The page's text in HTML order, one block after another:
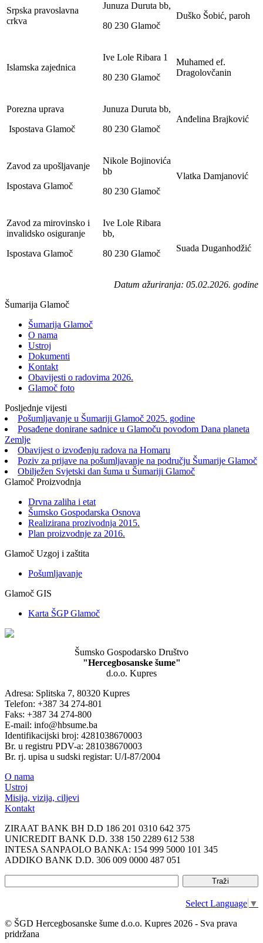
Srpska pravoslavna
crkva
Junuza Duruta bb,
80 230 Glamoč
Duško Šobić, paroh
Islamska zajednica
Ive Lole Ribara 1
80 230 Glamoč
Muhamed ef.
Dragolovčanin
Porezna uprava
Ispostava Glamoč
Junuza Duruta bb,
80 230 Glamoč
Anđelina Brajković
Zavod za upošljavanje
Ispostava Glamoč
Nikole Bojinovića
bb
80 230 Glamoč
Vlatka Damjanović
Zavod za mirovinsko i
invalidsko osiguranje
Ispostava Glamoč
Ive Lole Ribara
bb,
80 230 Glamoč
Suada Duganhodžić
Datum ažuriranja: 05.02.2026. godine
Šumarija Glamoč
Šumarija Glamoč
O nama
Ustroj
Dokumenti
Kontakt
Obavijesti o radovima 2026.
Glamoč foto
Posljednje vijesti
Pošumljavanje u Šumariji Glamoč 2025. godine
Posađene donirane sadnice u Glamoču povodom Dana planeta
Zemlje
Obavijest o izvođenju radova na Homaru
Poziv za prijave na pošumljavanje na području Šumarije Glamoč
Obilježen Svjetski dan šuma u Šumariji Glamoč
Glamoč Proizvodnja
Drvna zaliha i etat
Šumsko Gospodarska Osnova
Realizirana prozivodnja 2015.
Plan proizvodnje za 2016.
Glamoč Uzgoj i zaštita
Pošumljavanje
Glamoč GIS
Karta ŠGP Glamoč
Šumsko Gospodarsko Društvo
"Hercegbosanske šume"
d.o.o. Kupres
Adresa: Splitska 7, 80320 Kupres
Telefon: +387 34 274-801
Faks: +387 34 274-800
E-mail: info@hbsume.ba
Identifikacijski broj: 4281038670003
Br. u registru PDV-a: 281038670003
Br. rj. upisa u sudski registar: U/I-87/2004
O nama
Ustroj
Misija, vizija, ciljevi
Kontakt
ZIRAAT BANK BH D.D 186 201 0310 642 375
UNICREDIT BANK D.D. 338 150 2289 612 538
INTESA SANPAOLO BANKA: 154 999 5000 101 345
ADDIKO BANK D.D. 306 009 0000 487 051
Select Language ▼
© ŠGD Hercegbosanske šume d.o.o. Kupres 2026 - Sva prava
pridržana